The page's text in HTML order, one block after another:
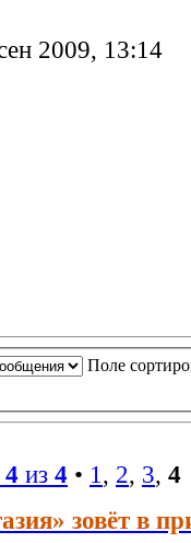
2009, 13:14
Поле
4 из 4 • 1 , 2, 3, 4
зовёт в